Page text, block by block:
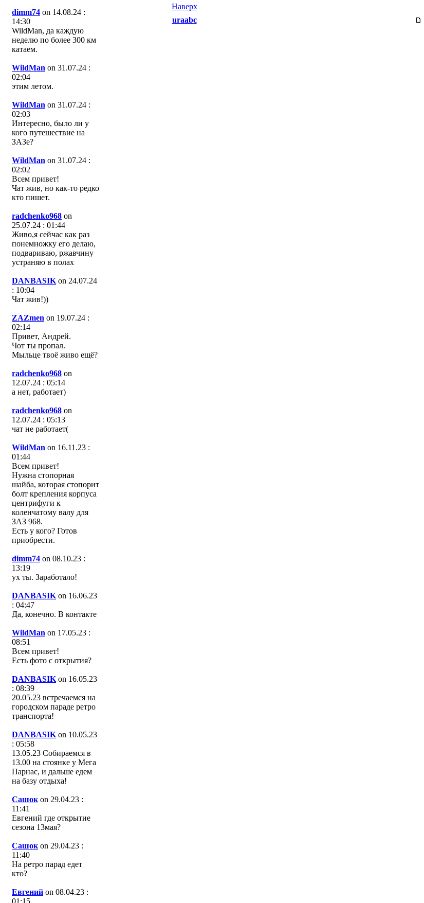
dimm74 on 14.08.24 :
14:30
WildMan, да каждую
неделю по более 300 км
катаем.
WildMan on 31.07.24 :
02:04
этим летом.
WildMan on 31.07.24 :
02:03
Интересно, было ли у
кого путешествие на
ЗАЗе?
WildMan on 31.07.24 :
02:02
Всем привет!
Чат жив, но как-то редко
кто пишет.
radchenko968 on
25.07.24 : 01:44
Живо,я сейчас как раз
понемножку его делаю,
подвариваю, ржавчину
устраняю в полах
DANBASIK on 24.07.24
: 10:04
Чат жив!))
ZAZmen on 19.07.24 :
02:14
Привет, Андрей.
Чот ты пропал.
Мыльце твоё живо ещё?
radchenko968 on
12.07.24 : 05:14
а нет, работает)
radchenko968 on
12.07.24 : 05:13
чат не работает(
WildMan on 16.11.23 :
01:44
Всем привет!
Нужна стопорная
шайба, которая стопорит
болт крепления корпуса
центрифуги к
коленчатому валу для
ЗАЗ 968.
Есть у кого? Готов
приобрести.
dimm74 on 08.10.23 :
13:19
ух ты. Заработало!
DANBASIK on 16.06.23
: 04:47
Да, конечно. В контакте
WildMan on 17.05.23 :
08:51
Всем привет!
Есть фото с открытия?
DANBASIK on 16.05.23
: 08:39
20.05.23 встречаемся на
городском параде ретро
транспорта!
DANBASIK on 10.05.23
: 05:58
13.05.23 Собираемся в
13.00 на стоянке у Мега
Парнас, и дальше едем
на базу отдыха!
Сашок on 29.04.23 :
11:41
Евгений где открытие
сезона 13мая?
Сашок on 29.04.23 :
11:40
На ретро парад едет
кто?
Евгений on 08.04.23 :
01:15
Наверх
uraabc